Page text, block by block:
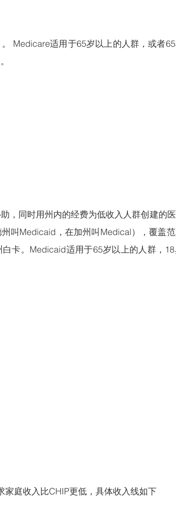
Medicare适用于65岁以上的人群，或者
，同时用州内的经费为低收入人群创建的
叫Medicaid，在加州叫Medical），覆盖
卡。Medicaid适用于65岁以上的人群，
家庭收入比CHIP更低，具体收入线如下